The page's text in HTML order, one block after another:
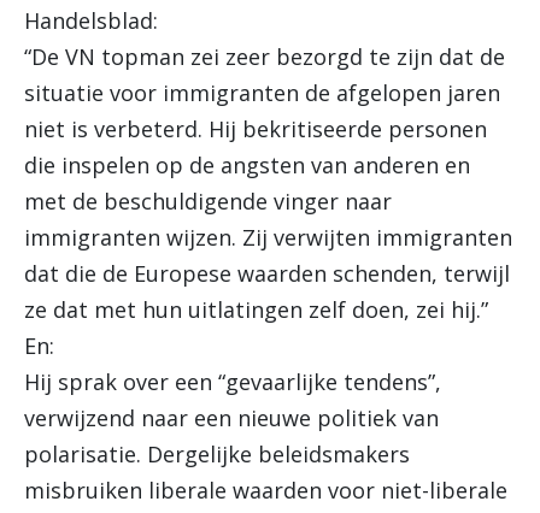
Handelsblad:
“De VN topman zei zeer bezorgd te zijn dat de
situatie voor immigranten de afgelopen jaren
niet is verbeterd. Hij bekritiseerde personen
die inspelen op de angsten van anderen en
met de beschuldigende vinger naar
immigranten wijzen. Zij verwijten immigranten
dat die de Europese waarden schenden, terwijl
ze dat met hun uitlatingen zelf doen, zei hij.”
En:
Hij sprak over een “gevaarlijke tendens”,
verwijzend naar een nieuwe politiek van
polarisatie. Dergelijke beleidsmakers
misbruiken liberale waarden voor niet-liberale